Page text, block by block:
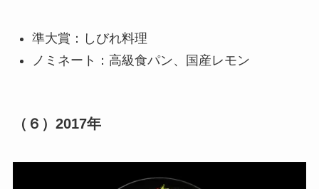
準大賞：しびれ料理
ノミネート：高級食パン、国産レモン
（６） 2017年